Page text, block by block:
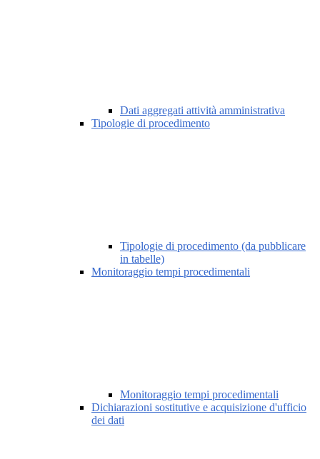
Dati aggregati attività amministrativa
Tipologie di procedimento
Tipologie di procedimento (da pubblicare
in tabelle)
Monitoraggio tempi procedimentali
Monitoraggio tempi procedimentali
Dichiarazioni sostitutive e acquisizione d'ufficio
dei dati